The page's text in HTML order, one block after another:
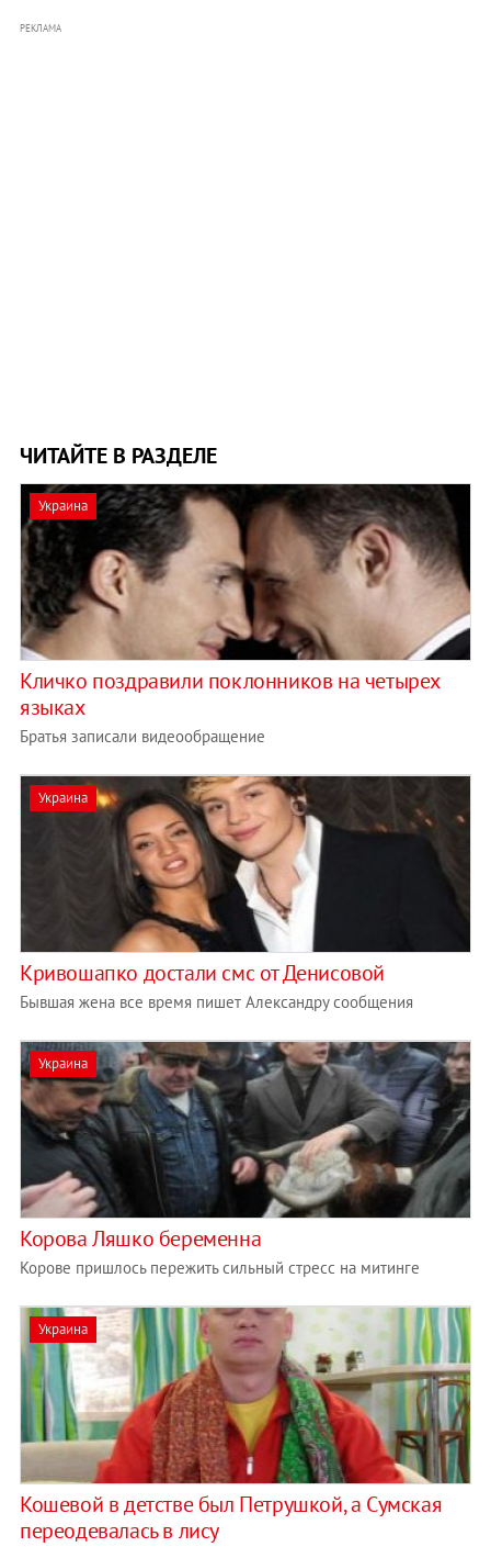
РЕКЛАМА
ЧИТАЙТЕ В РАЗДЕЛЕ
Украина
Кличко поздравили поклонников на четырех
языках
Братья записали видеообращение
Украина
Кривошапко достали смс от Денисовой
Бывшая жена все время пишет Александру сообщения
Украина
Корова Ляшко беременна
Корове пришлось пережить сильный стресс на митинге
Украина
Кошевой в детстве был Петрушкой, а Сумская
переодевалась в лису